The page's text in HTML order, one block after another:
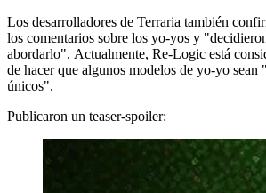
Los desarrolladores de Terraria también
los comentarios sobre los yo-yos y
abordarlo". Actualmente, Re-Logic está
de hacer que algunos modelos de yo-yo sean
únicos".
Publicaron un teaser-spoiler: